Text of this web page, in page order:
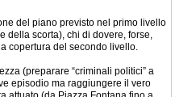
del piano previsto nel primo livello
della scorta), chi di dovere, forse,
copertura del secondo livello.
(preparare “criminali politici” a
episodio ma raggiungere il vero